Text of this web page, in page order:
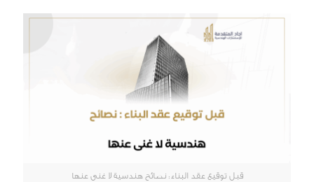
قبل توقيع عقد البناء: نصائح هندسية لا غنى عنها